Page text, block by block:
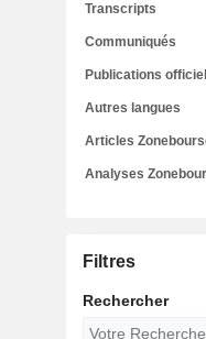
Transcripts
Communiqués
Publications
Autres langues
Articles
Analyses
Filtres
Rechercher